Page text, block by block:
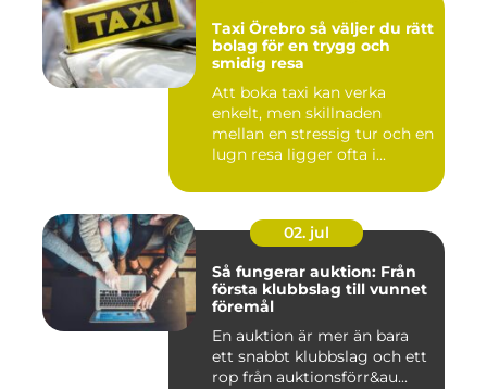
Taxi Örebro så väljer du rätt
bolag för en trygg och
smidig resa
Att boka taxi kan verka
enkelt, men skillnaden
mellan en stressig tur och en
lugn resa ligger ofta i...
02. jul
Så fungerar auktion: Från
första klubbslag till vunnet
föremål
En auktion är mer än bara
ett snabbt klubbslag och ett
rop från auktionsförr&au...